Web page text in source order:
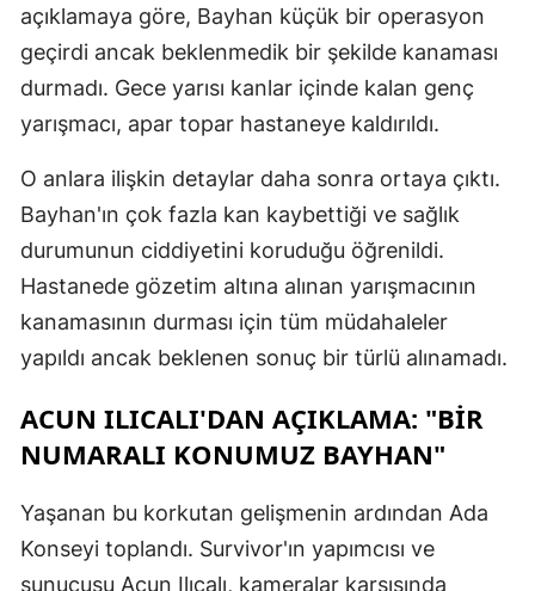
açıklamaya göre, Bayhan küçük bir operasyon
geçirdi ancak beklenmedik bir şekilde kanaması
durmadı. Gece yarısı kanlar içinde kalan genç
yarışmacı, apar topar hastaneye kaldırıldı.
O anlara ilişkin detaylar daha sonra ortaya çıktı.
Bayhan'ın çok fazla kan kaybettiği ve sağlık
durumunun ciddiyetini koruduğu öğrenildi.
Hastanede gözetim altına alınan yarışmacının
kanamasının durması için tüm müdahaleler
yapıldı ancak beklenen sonuç bir türlü alınamadı.
ACUN ILICALI'DAN AÇIKLAMA: "BIR
NUMARALI KONUMUZ BAYHAN"
Yaşanan bu korkutan gelişmenin ardından Ada
Konseyi toplandı. Survivor'ın yapımcısı ve
sunucusu Acun Ilıcalı, kameralar karşısında